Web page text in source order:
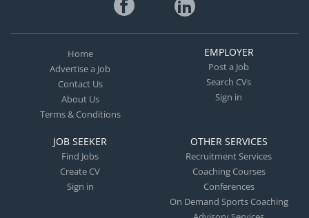
Home
Advertise a Job
Contact Us
About Us
Terms & Conditions
EMPLOYER
Post a Job
Search CVs
Sign in
JOB SEEKER
Find Jobs
Create CV
Sign in
OTHER SERVICES
Recruitment Services
Coaching Courses
Conferences
On Demand Sports Coaching